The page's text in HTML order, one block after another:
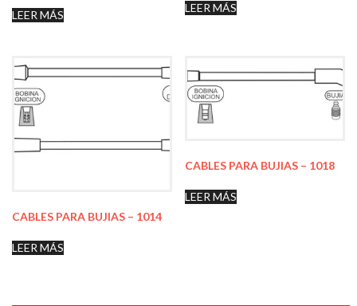
LEER MÁS LEER MÁS
CABLES PARA BUJIAS – 1014
LEER MÁS
CABLES PARA BUJIAS – 1018
LEER MÁS